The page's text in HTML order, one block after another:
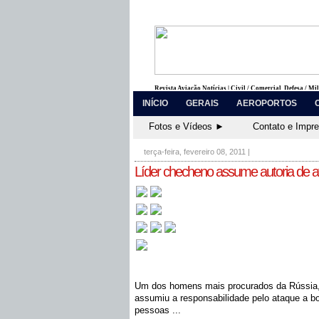
Revista Aviação Notícias | Civil / Comercial, Defesa /
INÍCIO GERAIS AEROPORTOS
Fotos e Vídeos ► Contato e
terça-feira, fevereiro 08, 2011 |
Líder checheno assume autoria de
Um dos homens mais procurados da
assumiu a responsabilidade pelo ataque a
pessoas ...